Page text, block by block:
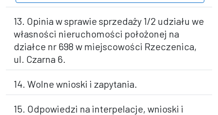
13. Opinia w sprawie sprzedaży 1/2 udziału we
własności nieruchomości położonej na
działce nr 698 w miejscowości Rzeczenica,
ul. Czarna 6.
14. Wolne wnioski i zapytania.
15. Odpowiedzi na interpelacje, wnioski i